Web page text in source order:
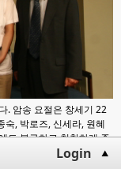
. 암송 요절은 창세기 22
숙, 박로즈,신세라, 원혜
도 불구하고 침착하게 준
에서 준비한 부상과 함께
Login